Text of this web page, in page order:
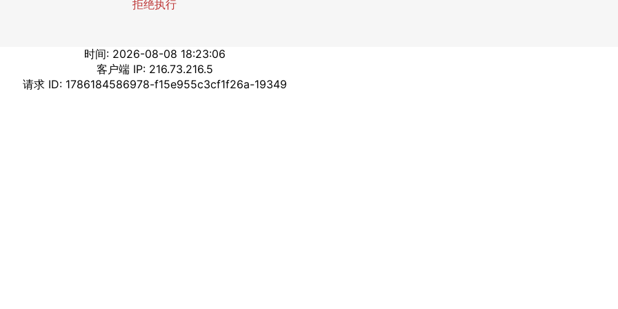
拒绝执行
时间: 2026-08-08 18:23:06
客户端 IP: 216.73.216.5
请求 ID: 1786184586978-f15e955c3cf1f26a-19349